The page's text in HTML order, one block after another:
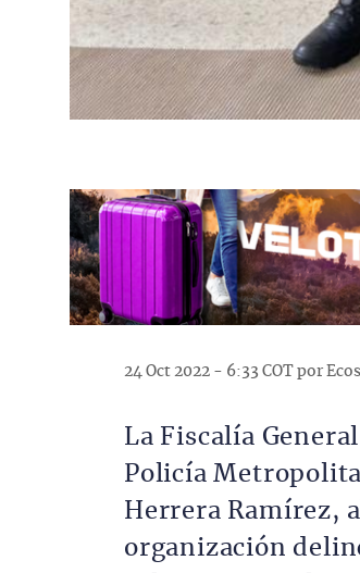
24 Oct 2022 - 6:33 COT por
La Fiscalía
Policía
Herrera Ramírez,
organización